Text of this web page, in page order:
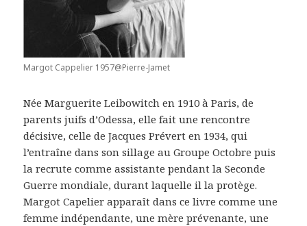
Margot Cappelier 1957@Pierre-Jamet
Née Marguerite Leibowitch en 1910 à Paris, de
parents juifs d’Odessa, elle fait une rencontre
décisive, celle de Jacques Prévert en 1934, qui
l’entraîne dans son sillage au Groupe Octobre puis
la recrute comme assistante pendant la Seconde
Guerre mondiale, durant laquelle il la protège.
Margot Capelier apparaît dans ce livre comme une
femme indépendante, une mère prévenante, une